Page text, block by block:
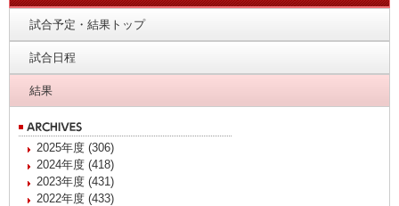
試合予定・結果トップ
試合日程
結果
2025年度 (306)
2024年度 (418)
2023年度 (431)
2022年度 (433)